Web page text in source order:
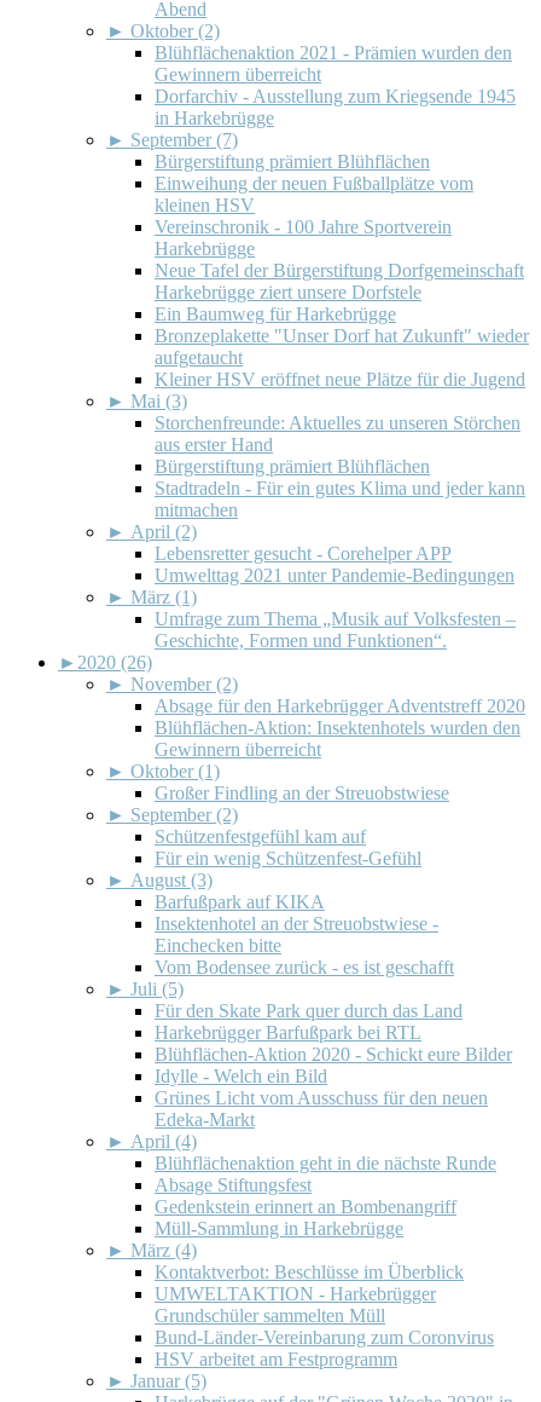
Abend
► Oktober (2)
Blühflächenaktion 2021 - Prämien wurden den
Gewinnern überreicht
Dorfarchiv - Ausstellung zum Kriegsende 1945
in Harkebrügge
► September (7)
Bürgerstiftung prämiert Blühflächen
Einweihung der neuen Fußballplätze vom
kleinen HSV
Vereinschronik - 100 Jahre Sportverein
Harkebrügge
Neue Tafel der Bürgerstiftung Dorfgemeinschaft
Harkebrügge ziert unsere Dorfstele
Ein Baumweg für Harkebrügge
Bronzeplakette "Unser Dorf hat Zukunft" wieder
aufgetaucht
Kleiner HSV eröffnet neue Plätze für die Jugend
► Mai (3)
Storchenfreunde: Aktuelles zu unseren Störchen
aus erster Hand
Bürgerstiftung prämiert Blühflächen
Stadtradeln - Für ein gutes Klima und jeder kann
mitmachen
► April (2)
Lebensretter gesucht - Corehelper APP
Umwelttag 2021 unter Pandemie-Bedingungen
► März (1)
Umfrage zum Thema „Musik auf Volksfesten –
Geschichte, Formen und Funktionen“.
► 2020 (26)
► November (2)
Absage für den Harkebrügger Adventstreff 2020
Blühflächen-Aktion: Insektenhotels wurden den
Gewinnern überreicht
► Oktober (1)
Großer Findling an der Streuobstwiese
► September (2)
Schützenfestgefühl kam auf
Für ein wenig Schützenfest-Gefühl
► August (3)
Barfußpark auf KIKA
Insektenhotel an der Streuobstwiese -
Einchecken bitte
Vom Bodensee zurück - es ist geschafft
► Juli (5)
Für den Skate Park quer durch das Land
Harkebrügger Barfußpark bei RTL
Blühflächen-Aktion 2020 - Schickt eure Bilder
Idylle - Welch ein Bild
Grünes Licht vom Ausschuss für den neuen
Edeka-Markt
► April (4)
Blühflächenaktion geht in die nächste Runde
Absage Stiftungsfest
Gedenkstein erinnert an Bombenangriff
Müll-Sammlung in Harkebrügge
► März (4)
Kontaktverbot: Beschlüsse im Überblick
UMWELTAKTION - Harkebrügger
Grundschüler sammelten Müll
Bund-Länder-Vereinbarung zum Coronvirus
HSV arbeitet am Festprogramm
► Januar (5)